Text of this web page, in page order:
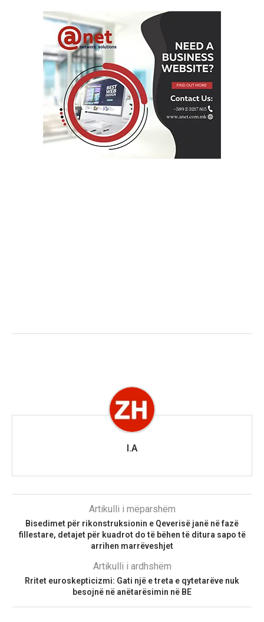
I.A
Artikulli i mëparshëm
Bisedimet për rikonstruksionin e Qeverisë janë në fazë
fillestare, detajet për kuadrot do të bëhen të ditura sapo të
arrihen marrëveshjet
Artikulli i ardhshëm
Rritet euroskepticizmi: Gati një e treta e qytetarëve nuk
besojnë në anëtarësimin në BE